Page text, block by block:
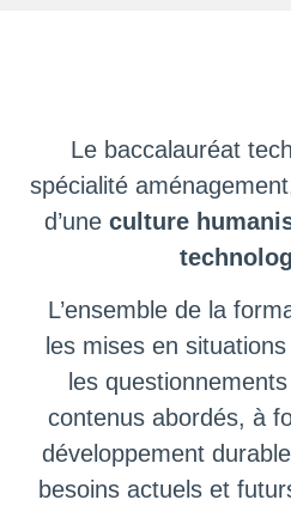
Le baccalauréat
spécialité
d’une culture
L’ensemble de la
les mises en
les
contenus abordés, à
développement
besoins actuels et